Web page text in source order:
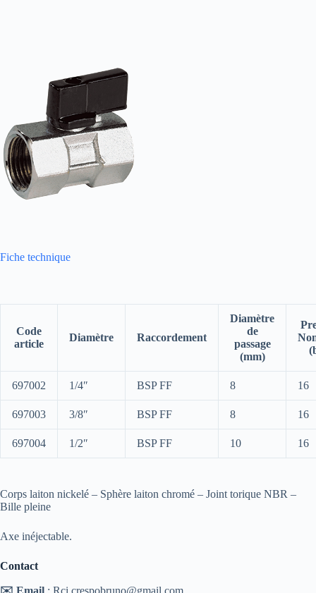
Fiche technique
Code
article
Diamètre Raccordement
Diamètre
de
passage
(mm)
697002 1/4″ BSP FF 8 16
697003 3/8″ BSP FF 8 16
697004 1/2″ BSP FF 10 16
Corps laiton nickelé – Sphère laiton chromé – Joint torique NBR –
Bille pleine
Axe inéjectable.
Contact